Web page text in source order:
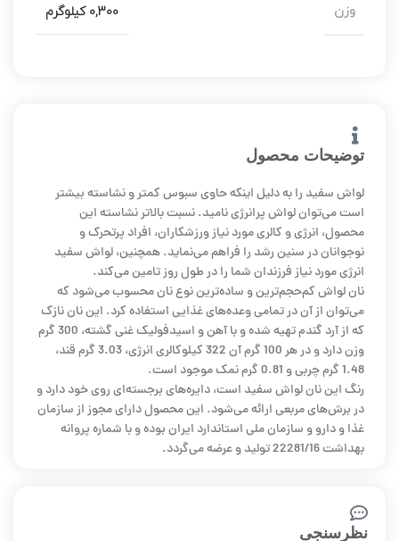
توضیحات محصول
لواش سفید را به دلیل اینکه حاوی سبوس کمتر و نشاسته بیشتر
است می‌توان لواش پرانرژی نامید. نسبت بالاتر نشاسته این
محصول، انرژی و کالری مورد نیاز ورزشکاران، افراد پرتحرک و
نوجوانان در سنین رشد را فراهم می‌نماید. همچنین، لواش سفید
انرژی مورد نیاز فرزندان شما را در طول روز تامین می‌کند.
نان لواش کم‌حجم‌ترین و ساده‌ترین نوع نان محسوب می‌شود که
می‌توان از آن در تمامی وعده‌های غذایی استفاده کرد. این نان نازک
که از آرد گندم تهیه شده و با آهن و اسیدفولیک غنی گشته، 300 گرم
وزن دارد و در هر 100 گرم آن 322 کیلوکالری انرژی، 3.03 گرم قند،
1.48 گرم چربی و 0.81 گرم نمک موجود است.
رنگ این نان لواش سفید است، دایره‌های برجسته‌ای روی خود دارد و
در برش‌های مربعی ارائه می‌شود. این محصول دارای مجوز از سازمان
غذا و دارو و سازمان ملی استاندارد ایران بوده و با شماره پروانه
بهداشت 22281/16 تولید و عرضه می‌گردد.
وزن 0,300 کیلوگرم
نظرسنجی